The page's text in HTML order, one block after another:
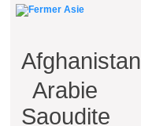
Asie
Afghanistan
Arabie
Saoudite